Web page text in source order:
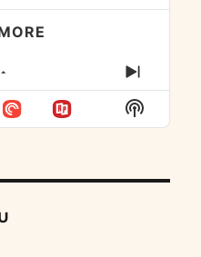
LIST
NEXT
Show
Podcast